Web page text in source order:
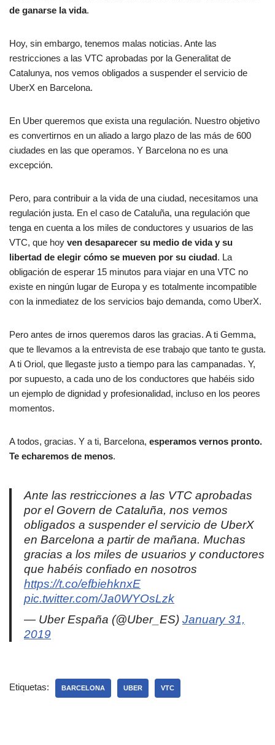
de ganarse la vida.
Hoy, sin embargo, tenemos malas noticias. Ante las
restricciones a las VTC aprobadas por la Generalitat de
Catalunya, nos vemos obligados a suspender el servicio de
UberX en Barcelona.
En Uber queremos que exista una regulación. Nuestro objetivo
es convertirnos en un aliado a largo plazo de las más de 600
ciudades en las que operamos. Y Barcelona no es una
excepción.
Pero, para contribuir a la vida de una ciudad, necesitamos una
regulación justa. En el caso de Cataluña, una regulación que
tenga en cuenta a los miles de conductores y usuarios de las
VTC, que hoy ven desaparecer su medio de vida y su
libertad de elegir cómo se mueven por su ciudad. La
obligación de esperar 15 minutos para viajar en una VTC no
existe en ningún lugar de Europa y es totalmente incompatible
con la inmediatez de los servicios bajo demanda, como UberX.
Pero antes de irnos queremos daros las gracias. A ti Gemma,
que te llevamos a la entrevista de ese trabajo que tanto te gusta.
A ti Oriol, que llegaste justo a tiempo para las campanadas. Y,
por supuesto, a cada uno de los conductores que habéis sido
un ejemplo de dignidad y profesionalidad, incluso en los peores
momentos.
A todos, gracias. Y a ti, Barcelona, esperamos vernos pronto.
Te echaremos de menos.
Ante las restricciones a las VTC aprobadas
por el Govern de Cataluña, nos vemos
obligados a suspender el servicio de UberX
en Barcelona a partir de mañana. Muchas
gracias a los miles de usuarios y conductores
que habéis confiado en nosotros
https://t.co/efbiehknxE
pic.twitter.com/Ja0WYOsLzk
— Uber España (@Uber_ES) January 31,
2019
Etiquetas: BARCELONA UBER VTC